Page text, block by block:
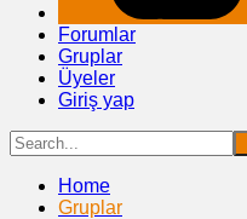
Forumlar
Gruplar
Üyeler
Giriş yap
Home
Gruplar